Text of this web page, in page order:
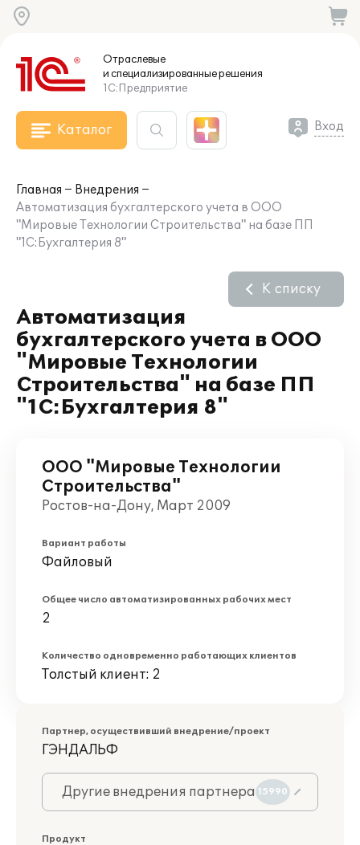
Отраслевые
и специализированныерешения
1С:Предприятие
Каталог Вход
Главная
Внедрения
Автоматизация бухгалтерского учета в ООО
"Мировые Технологии Строительства" на базе ПП
"1С:Бухгалтерия 8"
Автоматизация
бухгалтерского учета в ООО
"Мировые Технологии
Строительства" на базе ПП
"1С:Бухгалтерия 8"
К списку
ООО "Мировые Технологии
Строительства"
Ростов-на-Дону, Март 2009
Вариант работы
Файловый
Общее число автоматизированных рабочих мест
2
Количество одновременно работающих клиентов
Толстый клиент: 2
Партнер, осуществивший внедрение/проект
ГЭНДАЛЬФ
Другие внедрения партнера 15990
Продукт